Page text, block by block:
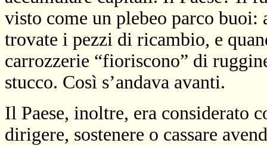
visto come un plebeo parco
trovate i pezzi di ricambio, e
carrozzerie “fioriscono” di
stucco. Così s’andava avanti.
Il Paese, inoltre, era considerato
dirigere, sostenere o cassare